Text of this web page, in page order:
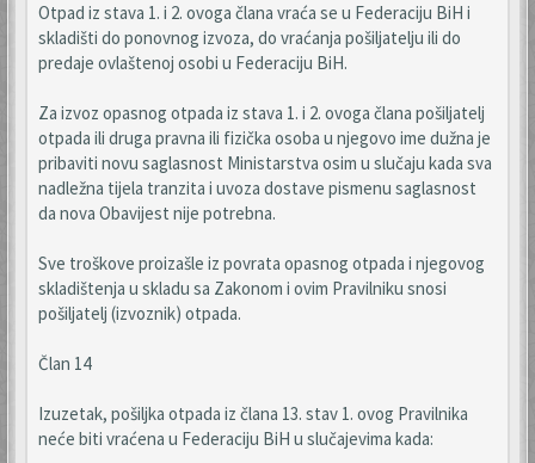
Otpad iz stava 1. i 2. ovoga člana vraća se u Federaciju BiH i
skladišti do ponovnog izvoza, do vraćanja pošiljatelju ili do
predaje ovlaštenoj osobi u Federaciju BiH.
Za izvoz opasnog otpada iz stava 1. i 2. ovoga člana pošiljatelj
otpada ili druga pravna ili fizička osoba u njegovo ime dužna je
pribaviti novu saglasnost Ministarstva osim u slučaju kada sva
nadležna tijela tranzita i uvoza dostave pismenu saglasnost
da nova Obavijest nije potrebna.
Sve troškove proizašle iz povrata opasnog otpada i njegovog
skladištenja u skladu sa Zakonom i ovim Pravilniku snosi
pošiljatelj (izvoznik) otpada.
Član 14
Izuzetak, pošiljka otpada iz člana 13. stav 1. ovog Pravilnika
neće biti vraćena u Federaciju BiH u slučajevima kada: